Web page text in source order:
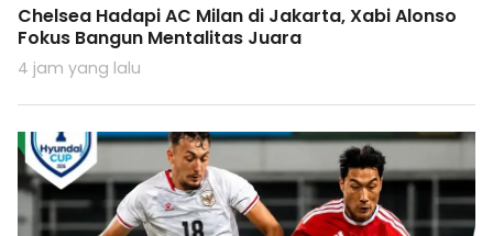
Chelsea Hadapi AC Milan di Jakarta, Xabi Alonso
Fokus Bangun Mentalitas Juara
4 jam yang lalu